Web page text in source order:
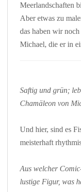
Meerlandschaften
Aber etwas zu
das haben wir
Michael, die er in
Saftig und grün;
Chamäleon von
Und hier, sind es
meisterhaft
Aus welcher
lustige Figur, was